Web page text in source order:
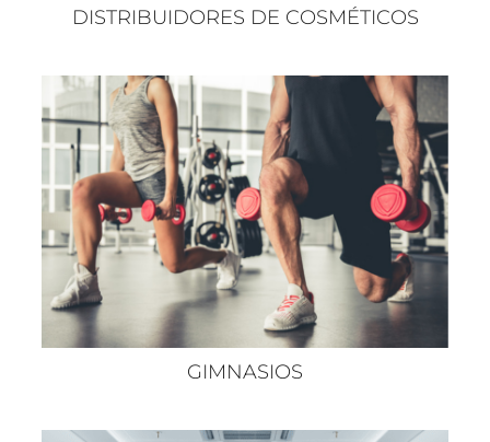
DISTRIBUIDORES DE COSMÉTICOS
GIMNASIOS